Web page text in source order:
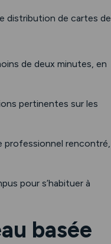
distribution de cartes de
de deux minutes, en
pertinentes sur les
professionnel rencontré,
pour s’habituer à
basée